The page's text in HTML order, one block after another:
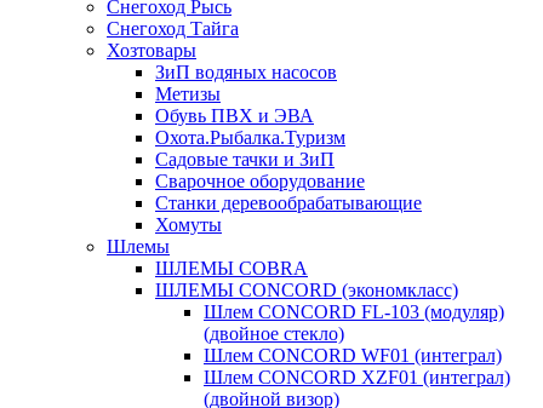
Снегоход Рысь
Снегоход Тайга
Хозтовары
ЗиП водяных насосов
Метизы
Обувь ПВХ и ЭВА
Охота.Рыбалка.Туризм
Садовые тачки и ЗиП
Сварочное оборудование
Станки деревообрабатывающие
Хомуты
Шлемы
ШЛЕМЫ COBRA
ШЛЕМЫ CONCORD (экономкласс)
Шлем CONCORD FL-103 (модуляр)
(двойное стекло)
Шлем CONCORD WF01 (интеграл)
Шлем CONCORD XZF01 (интеграл)
(двойной визор)